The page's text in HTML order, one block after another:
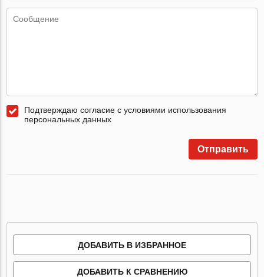
Подтверждаю согласие с условиями использования
персональных данных
Отправить
ДОБАВИТЬ В ИЗБРАННОЕ
ДОБАВИТЬ К СРАВНЕНИЮ